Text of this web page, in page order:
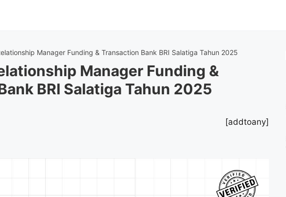
Manager Funding & Transaction Bank BRI Salatiga Tahun 2025
Manager Funding &
BRI Salatiga Tahun 2025
[addtoany]